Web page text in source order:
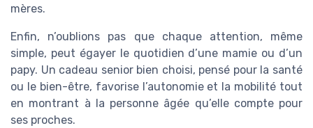
mères.
Enfin, n’oublions pas que chaque attention, même
simple, peut égayer le quotidien d’une mamie ou d’un
papy. Un cadeau senior bien choisi, pensé pour la santé
ou le bien-être, favorise l’autonomie et la mobilité tout
en montrant à la personne âgée qu’elle compte pour
ses proches.